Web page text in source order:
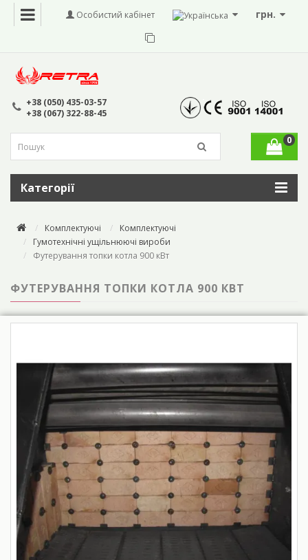
грн.
Особистий кабінет
+38 (050) 435-03-57
+38 (067) 322-88-45
0
Категорії
Комплектуючі
Комплектуючі
Гумотехнічні ущільнюючі вироби
Футерування топки котла 900 кВт
ФУТЕРУВАННЯ ТОПКИ КОТЛА 900 КВТ